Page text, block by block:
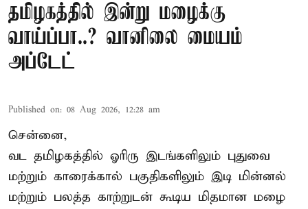
தமிழகத்தில் இன்று மழைக்கு
வாய்ப்பா..? வானிலை மையம்
அப்டேட்
Published on: 08 Aug 2026, 12:28 am
சென்னை,
வட தமிழகத்தில் ஓரிரு இடங்களிலும் புதுவை
மற்றும் காரைக்கால் பகுதிகளிலும் இடி மின்னல்
மற்றும் பலத்த காற்றுடன் கூடிய மிதமான மழை